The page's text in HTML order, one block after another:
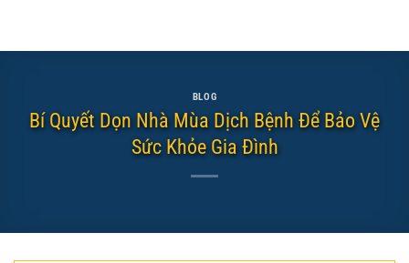
BLOG
Bí Quyết Dọn Nhà Mùa Dịch Bệnh Để Bảo Vệ
Sức Khỏe Gia Đình